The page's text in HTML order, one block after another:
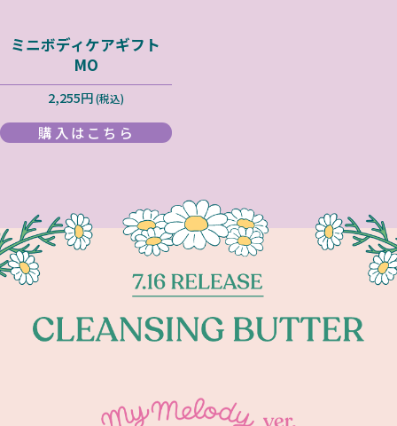
ミニボディケアギフト
MO
2,255円(税込)
購入はこちら